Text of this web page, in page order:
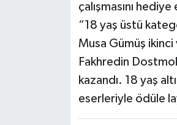
çalışmasını
“18 yaş üstü
Musa Gümüş
Fakhredin
kazandı. 18 yaş
eserleriyle ödüle